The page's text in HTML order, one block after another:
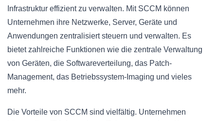
Infrastruktur effizient zu verwalten. Mit SCCM können
Unternehmen ihre Netzwerke, Server, Geräte und
Anwendungen zentralisiert steuern und verwalten. Es
bietet zahlreiche Funktionen wie die zentrale Verwaltung
von Geräten, die Softwareverteilung, das Patch-
Management, das Betriebssystem-Imaging und vieles
mehr.
Die Vorteile von SCCM sind vielfältig. Unternehmen